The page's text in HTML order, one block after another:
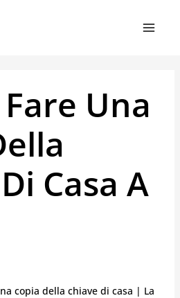
Una
Casa A
copia della chiave di casa | La